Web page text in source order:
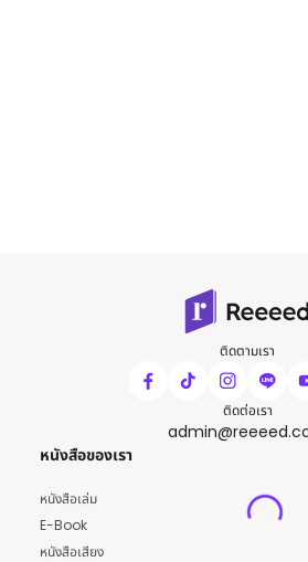
ติดตามเรา
ติดต่อเรา
หนังสือของเรา
หนังสือเล่ม
E-Book
หนังสือเสียง